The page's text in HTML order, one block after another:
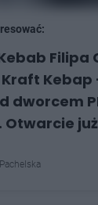
Filipa
Kebap
dworcem